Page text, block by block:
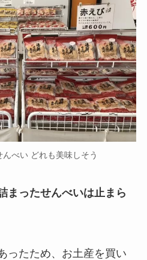
べい どれも美味しそう
まったせんべいは止まら
ったため、お土産を買い